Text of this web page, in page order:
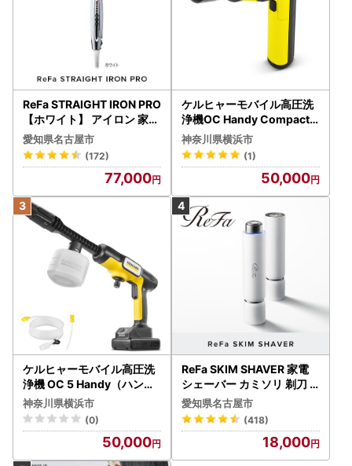
ReFa STRAIGHT IRON PRO
【ホワイト】 アイロン 家電
美容 リファ アイロン
愛知県名古屋市
(172)
77,000
ケルヒャーモバイル高圧洗
浄機OC Handy Compact
（ハンディエア） APV000
7
神奈川県横浜市
(1)
50,000
ケルヒャーモバイル高圧洗
浄機 OC 5 Handy（ハンデ
ィジェット） APV0006
神奈川県横浜市
(0)
50,000
ReFa SKIM SHAVER 家電
シェーバー カミソリ 剃刀
シェーバー
愛知県名古屋市
(418)
18,000